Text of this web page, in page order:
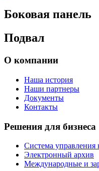
Боковая панель
Подвал
О компании
Наша история
Наши партнеры
Документы
Контакты
Решения для бизнеса
Система управления
Электронный архив
Международные и